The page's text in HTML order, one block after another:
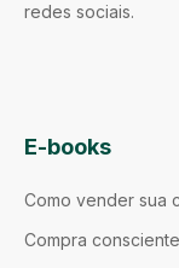
redes sociais.
E-books
Como vender sua
Compra